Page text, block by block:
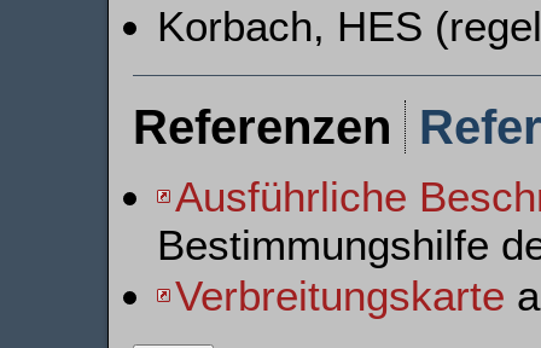
Korbach, HES
Referenzen
Ausführliche
Bestimmungshilfe
Verbreitungskarte